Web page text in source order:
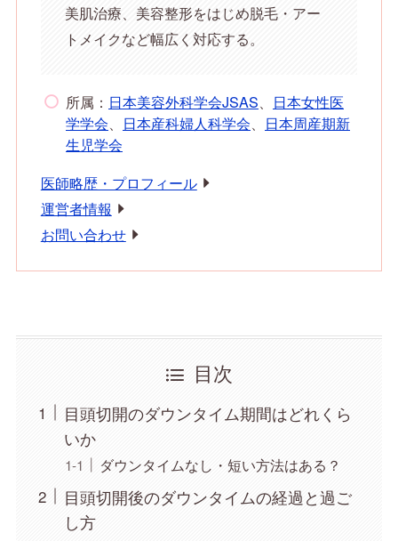
美肌治療、美容整形をはじめ脱毛・アー
トメイクなど幅広く対応する。
所属： 日本美容外科学会JSAS、 日本女性医
学学会、 日本産科婦人科学会、 日本周産期新
生児学会
医師略歴・プロフィール
運営者情報
お問い合わせ
目次
目頭切開のダウンタイム期間はどれくら
いか
ダウンタイムなし・短い方法はある？
目頭切開後のダウンタイムの経過と過ご
し方